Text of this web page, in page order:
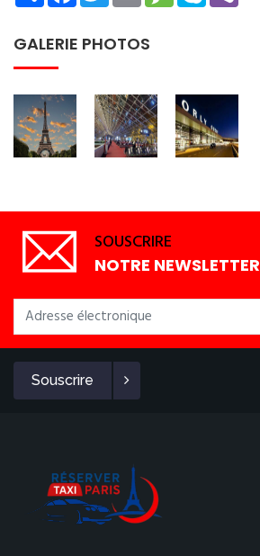
GALERIE PHOTOS
SOUSCRIRE
NOTRE NEWSLETTER
Souscrire